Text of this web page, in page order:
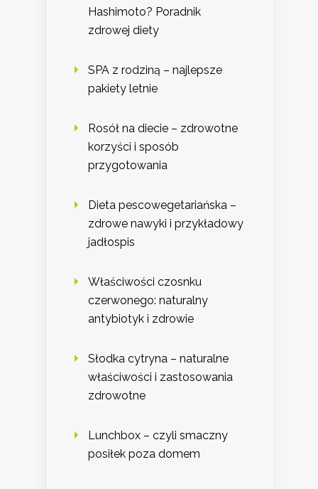
Hashimoto? Poradnik
zdrowej diety
SPA z rodziną – najlepsze
pakiety letnie
Rosół na diecie – zdrowotne
korzyści i sposób
przygotowania
Dieta pescowegetariańska –
zdrowe nawyki i przykładowy
jadłospis
Właściwości czosnku
czerwonego: naturalny
antybiotyk i zdrowie
Słodka cytryna – naturalne
właściwości i zastosowania
zdrowotne
Lunchbox – czyli smaczny
posiłek poza domem